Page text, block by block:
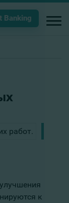
Banking
к